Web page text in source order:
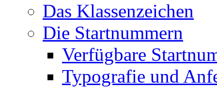
Das Klassenzeichen
Die Startnummern
Verfügbare
Typografie und